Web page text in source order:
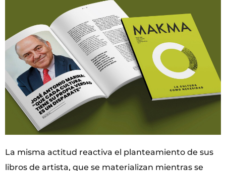
La misma actitud reactiva el planteamiento de sus
libros de artista, que se materializan mientras se